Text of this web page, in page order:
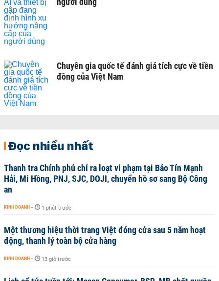
Chuyên gia quốc tế đánh giá tích cực về tiền
đồng của Việt Nam
Đọc nhiều nhất
Thanh tra Chính phủ chỉ ra loạt vi phạm tại Bảo Tín Mạnh
Hải, Mi Hồng, PNJ, SJC, DOJI, chuyển hồ sơ sang Bộ Công
an
KINH DOANH - 1 phút trước
Một thương hiệu thời trang Việt đóng cửa sau 5 năm hoạt
động, thanh lý toàn bộ cửa hàng
KINH DOANH - 13 giờ trước